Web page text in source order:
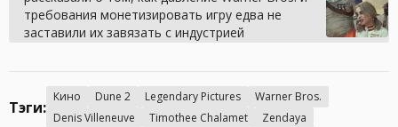
требования монетизировать игру едва не
заставили их завязать с индустрией
Тэги:
Кино Dune 2 Legendary Pictures
Warner Bros.
Denis Villeneuve
Timothee Chalamet Zendaya